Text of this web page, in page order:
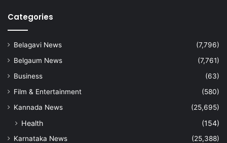
Categories
Belagavi News
(7,796)
Belgaum News
(7,761)
Business
(63)
Film & Entertainment
(580)
Kannada News
(25,695)
Health (154)
Karnataka News
(25,388)